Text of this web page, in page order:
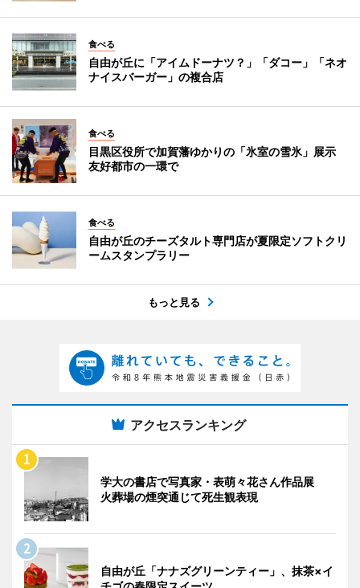
食べる
自由が丘に「アイムドーナツ？」「ダコー」「ネオ
ナイスバーガー」の複合店
食べる
目黒区役所で加賀藩ゆかりの「氷室の雪氷」展示
友好都市の一環で
食べる
自由が丘のチーズタルト専門店が夏限定ソフトクリ
ームスタンプラリー
もっと見る
アクセスランキング
学大の書店で写真家・表萌々花さん作品展
火葬場の煙突通じて死生観表現
自由が丘「ナナズグリーンティー」、抹茶×イ